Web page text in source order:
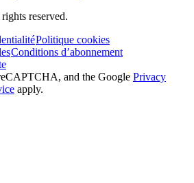
reserved.
Politique cookies
Conditions d’abonnement
and the Google Privacy
apply.